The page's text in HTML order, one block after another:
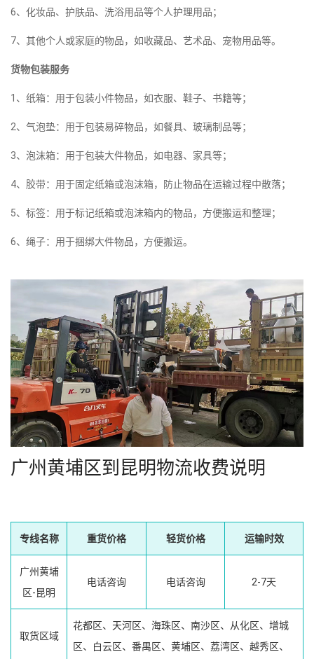
6、化妆品、护肤品、洗浴用品等个人护理用品；
7、其他个人或家庭的物品，如收藏品、艺术品、宠物用品等。
货物包装服务
1、纸箱：用于包装小件物品，如衣服、鞋子、书籍等；
2、气泡垫：用于包装易碎物品，如餐具、玻璃制品等；
3、泡沫箱：用于包装大件物品，如电器、家具等；
4、胶带：用于固定纸箱或泡沫箱，防止物品在运输过程中散落；
5、标签：用于标记纸箱或泡沫箱内的物品，方便搬运和整理；
6、绳子：用于捆绑大件物品，方便搬运。
广州黄埔区到昆明物流收费说明
专线名称 重货价格 轻货价格 运输时效
广州黄埔
区-昆明
电话咨询 电话咨询 2-7天
取货区域
花都区、天河区、海珠区、南沙区、从化区、增城
区、白云区、番禺区、黄埔区、荔湾区、越秀区、